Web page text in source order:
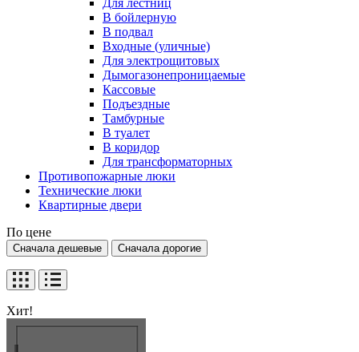
В бойлерную
В подвал
Входные (уличные)
Для электрощитовых
Дымогазонепроницаемые
Кассовые
Подъездные
Тамбурные
В туалет
В коридор
Для трансформаторных
Противопожарные люки
Технические люки
Квартирные двери
По цене
Сначала дешевые Сначала дорогие
Хит!